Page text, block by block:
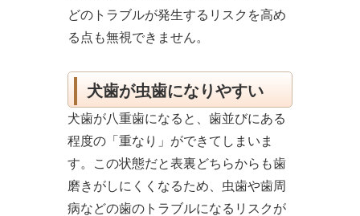
どのトラブルが発生するリスクを高め
る点も無視できません。
犬歯が虫歯になりやすい
犬歯が八重歯になると、歯並びにある
程度の「重なり」ができてしまいま
す。この状態だと表裏どちらからも歯
磨きがしにくくなるため、虫歯や歯周
病などの歯のトラブルになるリスクが